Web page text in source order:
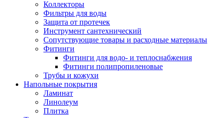
Коллекторы
Фильтры для воды
Защита от протечек
Инструмент сантехнический
Сопутствующие товары и расходные материалы
Фитинги
Фитинги для водо- и теплоснабжения
Фитинги полипропиленовые
Трубы и кожухи
Напольные покрытия
Ламинат
Линолеум
Плитка